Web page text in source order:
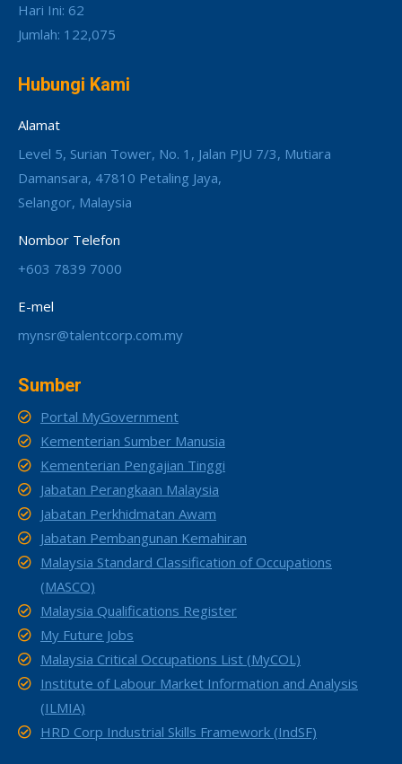
Hari Ini: 62
Jumlah: 122,075
Hubungi Kami
Alamat
Level 5, Surian Tower, No. 1, Jalan PJU 7/3, Mutiara
Damansara, 47810 Petaling Jaya,
Selangor, Malaysia
Nombor Telefon
+603 7839 7000
E-mel
mynsr@talentcorp.com.my
Sumber
Portal MyGovernment
Kementerian Sumber Manusia
Kementerian Pengajian Tinggi
Jabatan Perangkaan Malaysia
Jabatan Perkhidmatan Awam
Jabatan Pembangunan Kemahiran
Malaysia Standard Classification of Occupations
(MASCO)
Malaysia Qualifications Register
My Future Jobs
Malaysia Critical Occupations List (MyCOL)
Institute of Labour Market Information and Analysis
(ILMIA)
HRD Corp Industrial Skills Framework (IndSF)